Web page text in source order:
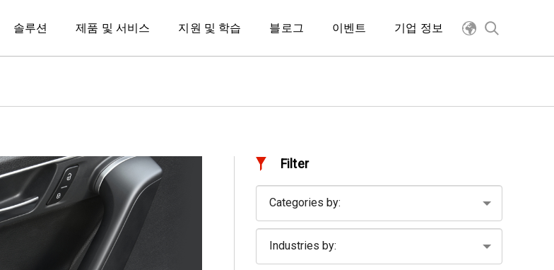
솔루션 제품 및 서비스 지원 및 학습 블로그 이벤트 기업 정보
Filter